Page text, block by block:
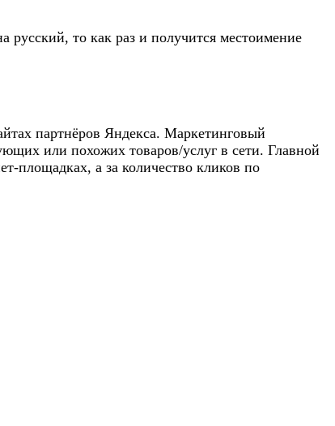
русский, то как раз и получится местоимение
партнёров Яндекса. Маркетинговый
или похожих товаров/услуг в сети. Главной
площадках, а за количество кликов по